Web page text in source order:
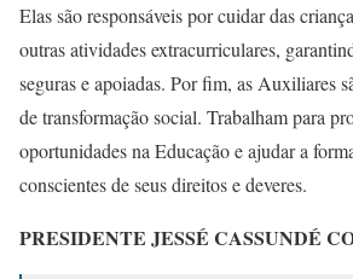
Elas são responsáveis por cuidar das
outras atividades extracurriculares,
seguras e apoiadas. Por fim, as Auxiliares
de transformação social. Trabalham para
oportunidades na Educação e ajudar a
conscientes de seus direitos e deveres.
PRESIDENTE JESSÉ CASSUNDÉ